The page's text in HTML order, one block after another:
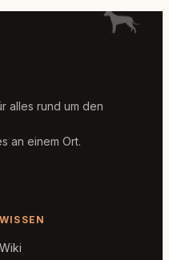
alles rund um den
an einem Ort.
WISSEN
Wiki